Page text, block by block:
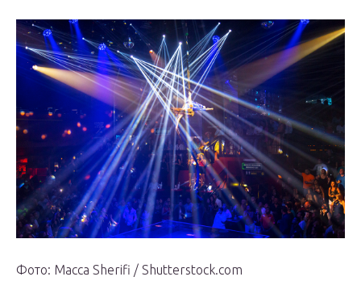
Фото: Macca Sherifi / Shutterstock.com